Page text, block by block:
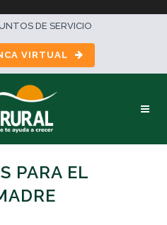
DE SERVICIO
VIRTUAL
PARA EL